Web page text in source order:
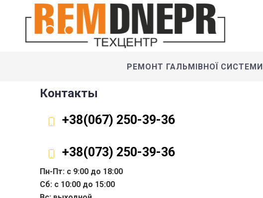
РЕМОНТ ГАЛЬМІВНОЇ СИСТЕМИ
Контакты
+38(067) 250-39-36
+38(073) 250-39-36
Пн-Пт: с 9:00 до 18:00
Сб: с 10:00 до 15:00